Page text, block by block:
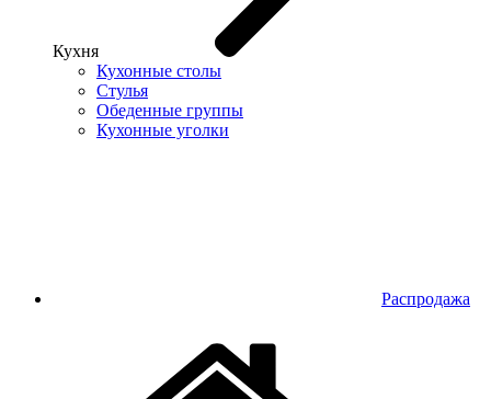
Кухня
Кухонные столы
Стулья
Обеденные группы
Кухонные уголки
Распродажа